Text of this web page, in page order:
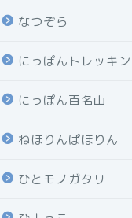
なつぞら
にっぽんトレッキ
にっぽん百名山
ねほりんぱほりん
ひとモノガタリ